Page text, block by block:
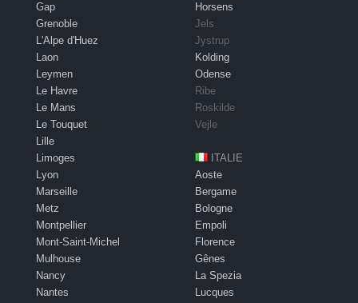
Gap
Grenoble
L'Alpe d'Huez
Laon
Leymen
Le Havre
Le Mans
Le Touquet
Lille
Limoges
Lyon
Marseille
Metz
Montpellier
Mont-Saint-Michel
Mulhouse
Nancy
Nantes
Horsens
Jels
Jystrup
Kolding
Odense
Ribe
Roskilde
Vejle
ITALIE
Aoste
Bergame
Bologne
Empoli
Florence
Gênes
La Spezia
Lucques